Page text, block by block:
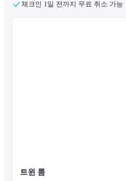
체크인 1일 전까지 무료 취소 가능
트윈 룸